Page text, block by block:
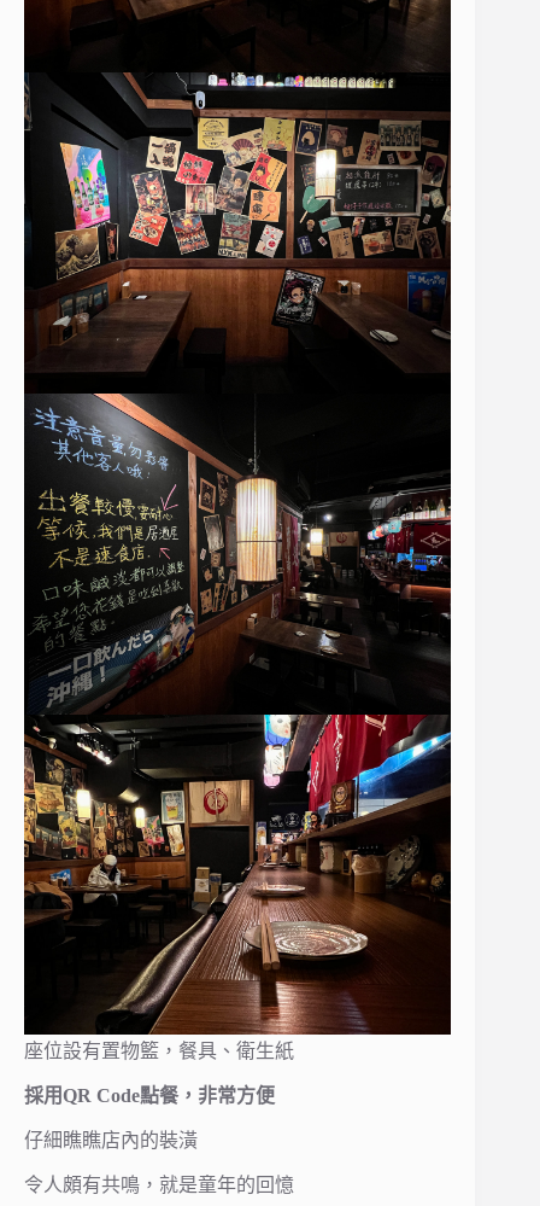
座位設有置物籃，餐具、衛生紙
採用QR Code點餐，非常方便
仔細瞧瞧店內的裝潢
令人頗有共鳴，就是童年的回憶